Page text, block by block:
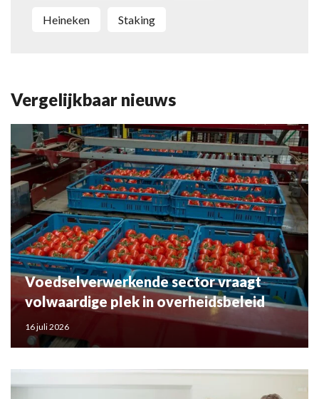
Heineken staking
Vergelijkbaar nieuws
Voedselverwerkende sector vraagt
volwaardige plek in overheidsbeleid
16 juli 2026